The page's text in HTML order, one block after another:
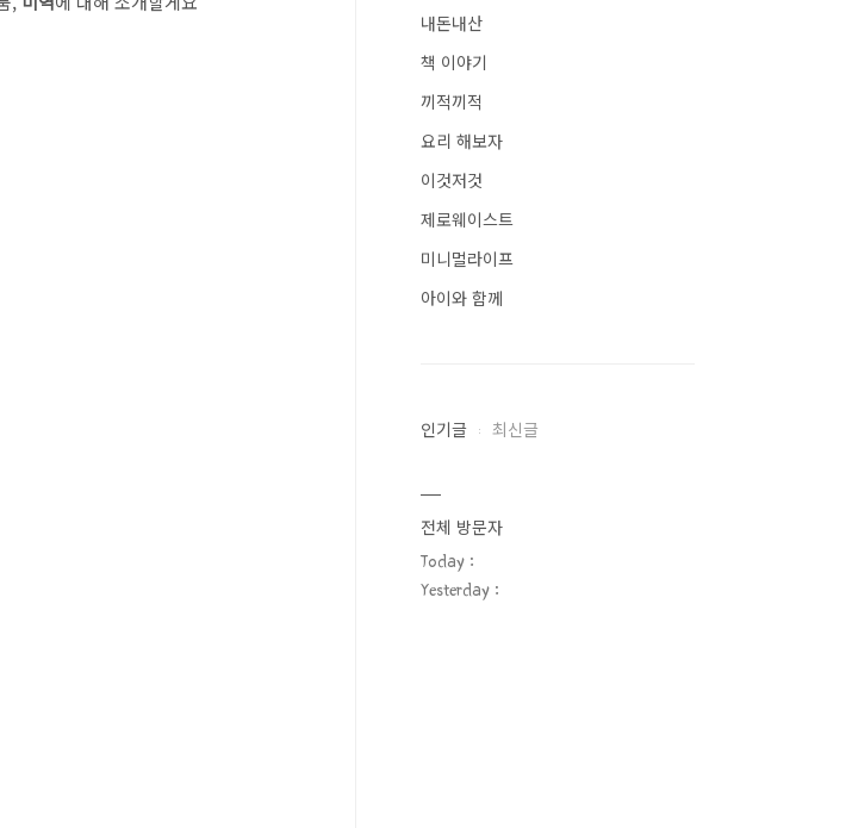
내돈내산
책 이야기
끼적끼적
요리 해보자
이것저것
제로웨이스트
미니멀라이프
아이와 함께
인기글 최신글
전체 방문자
Today :
Yesterday :